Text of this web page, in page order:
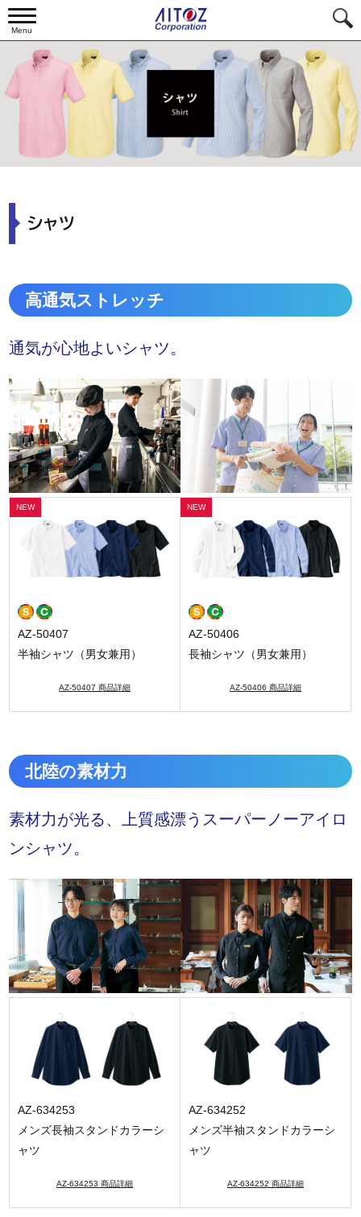
Menu
シャツ
高通気ストレッチ
通気が心地よいシャツ。
AZ-50407
半袖シャツ（男女兼用）
AZ-50407 商品詳細
AZ-50406
長袖シャツ（男女兼用）
AZ-50406 商品詳細
北陸の素材力
素材力が光る、上質感漂うスーパーノーアイロ
ンシャツ。
AZ-634253
メンズ長袖スタンドカラーシ
ャツ
AZ-634253 商品詳細
AZ-634252
メンズ半袖スタンドカラーシ
ャツ
AZ-634252 商品詳細